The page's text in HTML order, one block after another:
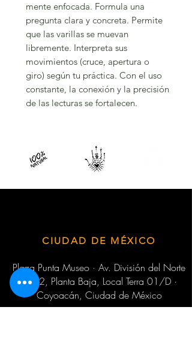
mente enfocada. Formula una
pregunta clara y concreta. Permite
que las varillas se muevan
libremente. Interpreta sus
movimientos (cruce, apertura o
giro) según tu práctica. Con el uso
constante, la conexión y la precisión
de las lecturas se fortalecen.
CIUDAD DE MÉXICO
Plaza Punta Museo · Av. División del Norte
3572, Planta Baja, Local Terra 01/D ·
Coyoacán, Ciudad de México